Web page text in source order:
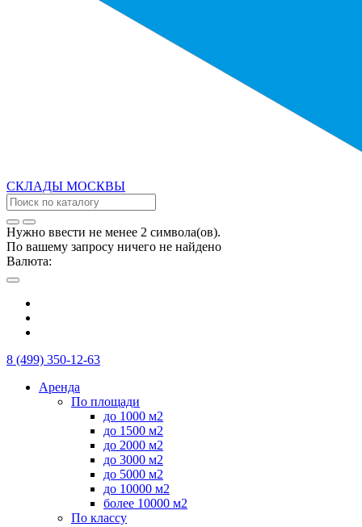
СКЛАДЫ МОСКВЫ
Нужно ввести не менее 2 символа(ов).
По вашему запросу ничего не найдено
Валюта:
8 (499) 350-12-63
Аренда
По площади
до 1000 м2
до 1500 м2
до 2000 м2
до 3000 м2
до 5000 м2
до 10000 м2
более 10000 м2
По классу